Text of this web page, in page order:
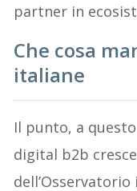
partner in
Che cosa
italiane
Il punto, a
digital b2b
dell’Osservatorio